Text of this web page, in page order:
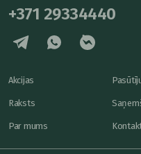
+371 29334440
Akcijas
Raksts
Par mums